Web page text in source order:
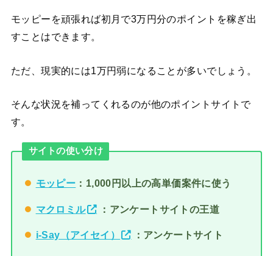
モッピーを頑張れば初月で3万円分のポイントを稼ぎ出
すことはできます。
ただ、現実的には1万円弱になることが多いでしょう。
そんな状況を補ってくれるのが他のポイントサイトで
す。
サイトの使い分け
モッピー ：1,000円以上の高単価案件に使う
マクロミル ：アンケートサイトの王道
i-Say（アイセイ） ：アンケートサイト